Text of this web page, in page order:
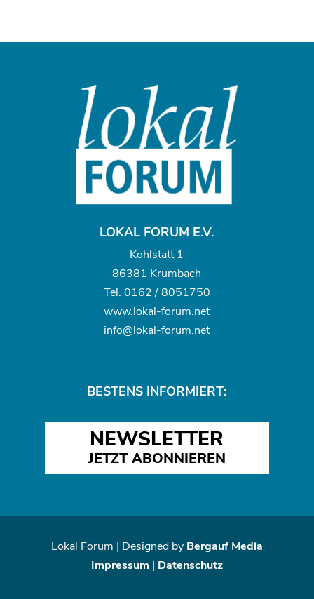
LOKAL FORUM E.V.
Kohlstatt 1
86381 Krumbach
Tel. 0162 / 8051750
www.lokal-forum.net
info@lokal-forum.net
BESTENS INFORMIERT:
NEWSLETTER
JETZT ABONNIEREN
Lokal Forum | Designed by Bergauf Media
Impressum | Datenschutz